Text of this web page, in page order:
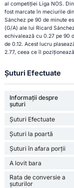
al competiției Liga NOS.
fost marcate în meciurile
Sánchez pe 90 de minute
(G/A) ale lui Ricard
echivalează cu 0.27 pe 90
de 0.12. Acest lucru
2.77, ceea ce îl
Șuturi Efectuate
Informații despre
șuturi
Șuturi Efectuate
Șuturi la poartă
Șuturi în afara porții
A lovit bara
Rata de conversie a
șuturilor